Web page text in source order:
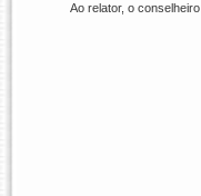
Ao relator, o conselheiro